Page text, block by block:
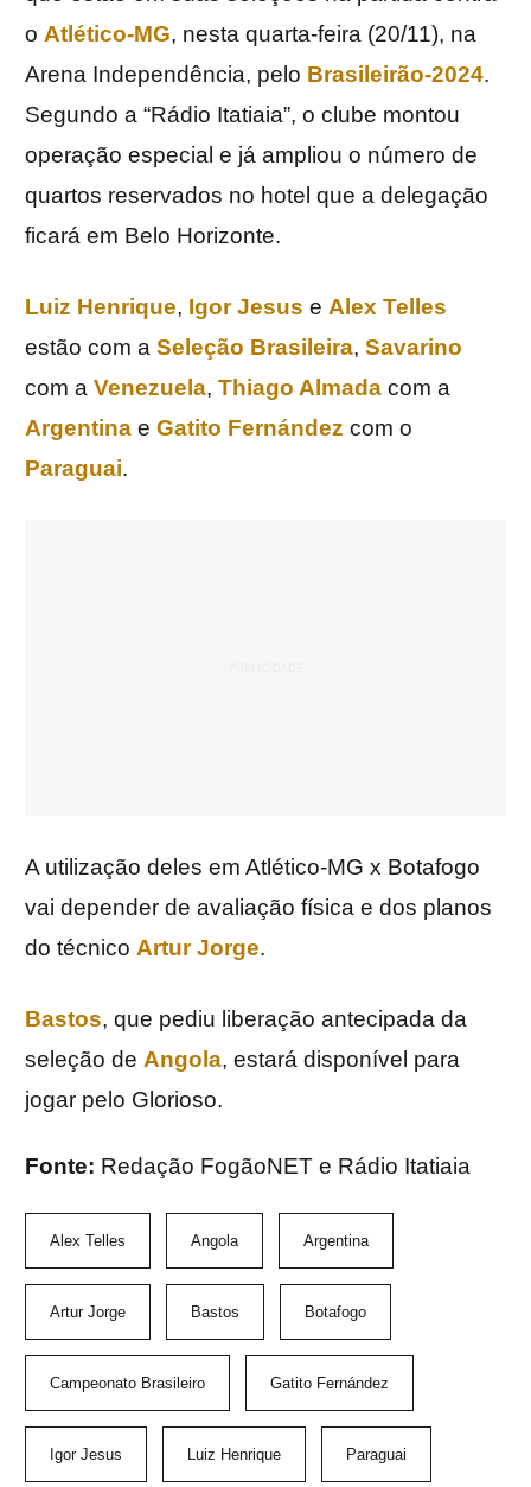
o Atlético-MG, nesta quarta-feira (20/11), na
Arena Independência, pelo Brasileirão-2024.
Segundo a “Rádio Itatiaia”, o clube montou
operação especial e já ampliou o número de
quartos reservados no hotel que a delegação
ficará em Belo Horizonte.
Luiz Henrique, Igor Jesus e Alex Telles
estão com a Seleção Brasileira, Savarino
com a Venezuela, Thiago Almada com a
Argentina e Gatito Fernández com o
Paraguai.
A utilização deles em Atlético-MG x Botafogo
vai depender de avaliação física e dos planos
do técnico Artur Jorge.
Bastos, que pediu liberação antecipada da
seleção de Angola, estará disponível para
jogar pelo Glorioso.
Fonte: Redação FogãoNET e Rádio Itatiaia
Alex Telles Angola Argentina
Artur Jorge Bastos Botafogo
Campeonato Brasileiro Gatito Fernández
Igor Jesus Luiz Henrique Paraguai